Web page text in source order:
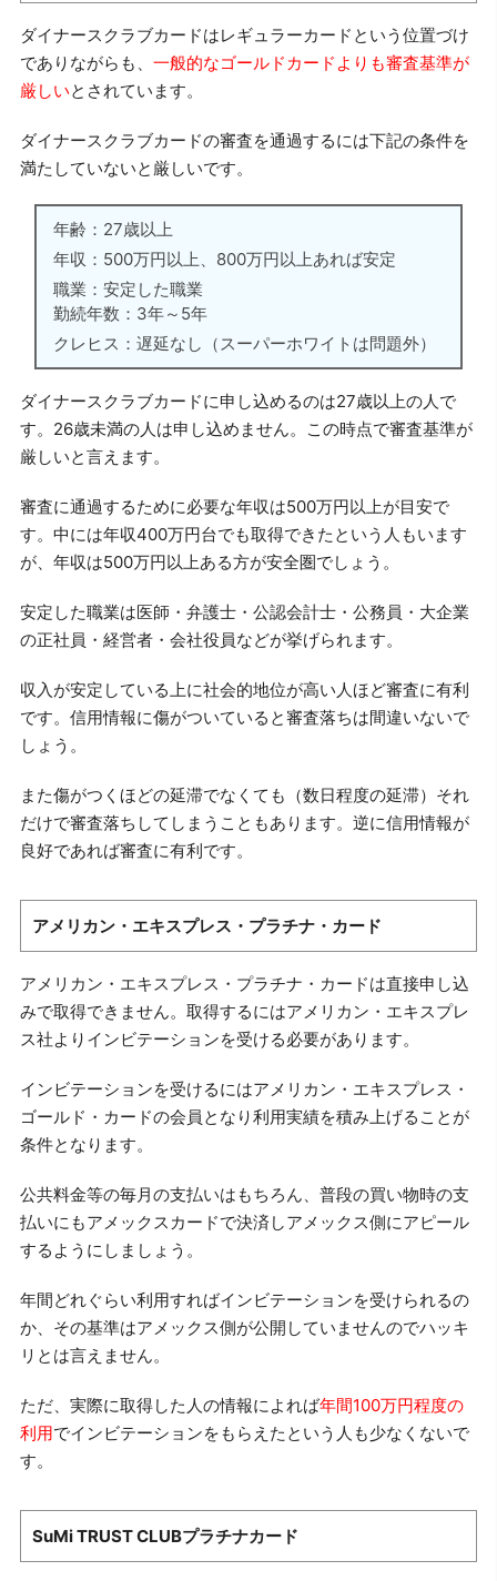
ダイナースクラブカードはレギュラーカードという位置づけ
でありながらも、 一般的なゴールドカードよりも審査基準が
厳しいとされています。
ダイナースクラブカードの審査を通過するには下記の条件を
満たしていないと厳しいです。
年齢：27歳以上
年収：500万円以上、800万円以上あれば安定
職業：安定した職業
勤続年数：3年～5年
クレヒス：遅延なし（スーパーホワイトは問題外）
ダイナースクラブカードに申し込めるのは27歳以上の人で
す。26歳未満の人は申し込めません。この時点で審査基準が
厳しいと言えます。
審査に通過するために必要な年収は500万円以上が目安で
す。中には年収400万円台でも取得できたという人もいます
が、年収は500万円以上ある方が安全圏でしょう。
安定した職業は医師・弁護士・公認会計士・公務員・大企業
の正社員・経営者・会社役員などが挙げられます。
収入が安定している上に社会的地位が高い人ほど審査に有利
です。信用情報に傷がついていると審査落ちは間違いないで
しょう。
また傷がつくほどの延滞でなくても（数日程度の延滞）それ
だけで審査落ちしてしまうこともあります。逆に信用情報が
良好であれば審査に有利です。
アメリカン・エキスプレス・プラチナ・カード
アメリカン・エキスプレス・プラチナ・カードは直接申し込
みで取得できません。取得するにはアメリカン・エキスプレ
ス社よりインビテーションを受ける必要があります。
インビテーションを受けるにはアメリカン・エキスプレス・
ゴールド・カードの会員となり利用実績を積み上げることが
条件となります。
公共料金等の毎月の支払いはもちろん、普段の買い物時の支
払いにもアメックスカードで決済しアメックス側にアピール
するようにしましょう。
年間どれぐらい利用すればインビテーションを受けられるの
か、その基準はアメックス側が公開していませんのでハッキ
リとは言えません。
ただ、実際に取得した人の情報によれば年間100万円程度の
利用でインビテーションをもらえたという人も少なくないで
す。
SuMi TRUST CLUBプラチナカード